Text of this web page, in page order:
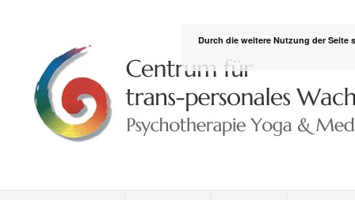
Durch die weitere Nutzung der